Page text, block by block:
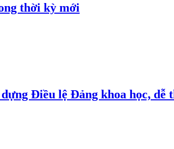
thời kỳ mới
Điều lệ Đảng khoa học, dễ